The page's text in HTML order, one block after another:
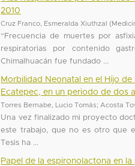
2010
Cruz Franco, Esmeralda Xiuthzal (
“Frecuencia de muertes por
respiratorias por contenido
Chimalhuacán fue fundado ...
Morbilidad Neonatal en el Hijo
Ecatepec, en un periodo de dos
Torres Bernabe, Lucio Tomás; Acosta
Una vez finalizado mi proyecto
este trabajo, que no es otro que
Tesis ha ...
Papel de la espironolactona en